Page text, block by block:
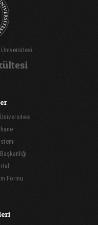
Üniversitesi
Formu